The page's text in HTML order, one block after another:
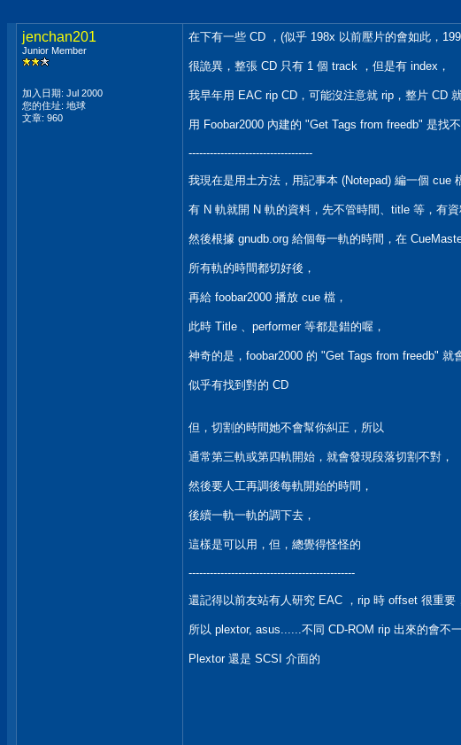
jenchan201
Junior Member
加入日期: Jul 2000
您的住址: 地球
文章: 960
在下有一些 CD ，(似乎 198x 以前壓片的會如此，
很詭異，整張 CD 只有 1 個 track ，但是有 index，
我早年用 EAC rip CD，可能沒注意就 rip，整片 CD
用 Foobar2000 內建的 "Get Tags from freedb" 是找
-----------------------------------
我現在是用土方法，用記事本 (Notepad) 編一個 cue
有 N 軌就開 N 軌的資料，先不管時間、title 等，有資
然後根據 gnudb.org 給個每一軌的時間，在
所有軌的時間都切好後，
再給 foobar2000 播放 cue 檔，
此時 Title 、performer 等都是錯的喔，
神奇的是，foobar2000 的 "Get Tags from freedb" 就
似乎有找到對的 CD
但，切割的時間她不會幫你糾正，所以
通常第三軌或第四軌開始，就會發現段落切割不對，
然後要人工再調後每軌開始的時間，
後續一軌一軌的調下去，
這樣是可以用，但，總覺得怪怪的
-----------------------------------------------
還記得以前友站有人研究 EAC ，rip 時 offset 很重要
所以 plextor, asus......不同 CD-ROM rip 出來的會不
Plextor 還是 SCSI 介面的